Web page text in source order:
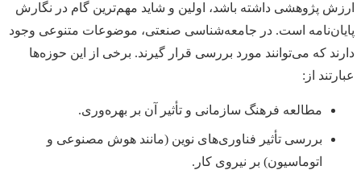
ارزش پژوهشی داشته باشد، اولین و شاید مهم‌ترین گام در نگارش
پایان‌نامه است. در جامعه‌شناسی صنعتی، موضوعات متنوعی وجود
دارند که می‌توانند مورد بررسی قرار گیرند. برخی از این حوزه‌ها
عبارتند از:
مطالعه فرهنگ سازمانی و تأثیر آن بر بهره‌وری.
بررسی تأثیر فناوری‌های نوین (مانند هوش مصنوعی و
اتوماسیون) بر نیروی کار.